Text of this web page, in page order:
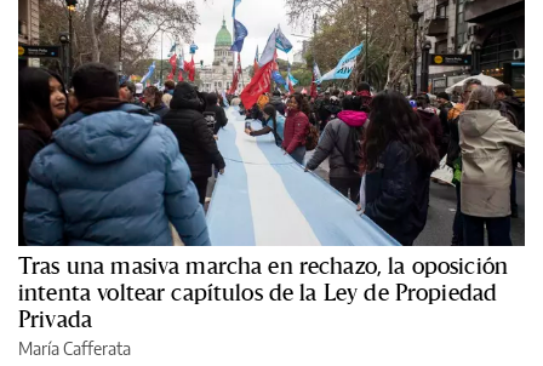
Tras una masiva marcha en rechazo, la oposición
intenta voltear capítulos de la Ley de Propiedad
Privada
María Cafferata